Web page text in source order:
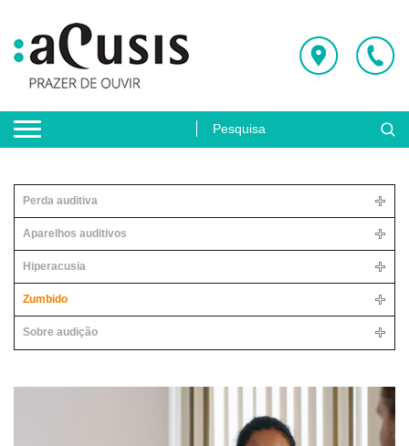
Perda auditiva
Aparelhos auditivos
Hiperacusia
Zumbido
Sobre audição